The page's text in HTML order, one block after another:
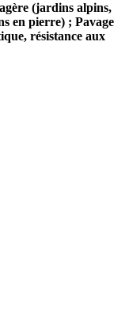
(jardins alpins,
en pierre) ; Pavage
résistance aux